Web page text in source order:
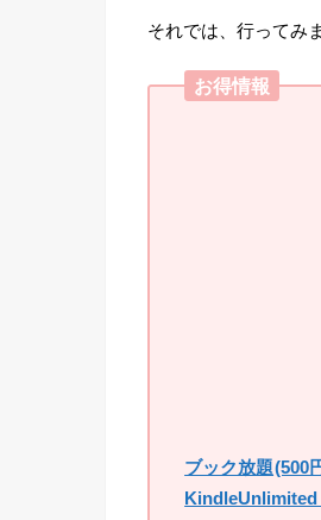
それでは、行ってみ
お得情報
ブック放題(500
KindleUnlimited